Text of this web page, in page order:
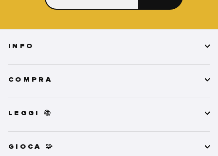
INFO
COMPRA
LEGGI 📚
GIOCA 🧩